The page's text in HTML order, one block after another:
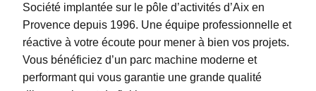
Société implantée sur le pôle d’activités d’Aix en
Provence depuis 1996. Une équipe professionnelle et
réactive à votre écoute pour mener à bien vos projets.
Vous bénéficiez d’un parc machine moderne et
performant qui vous garantie une grande qualité